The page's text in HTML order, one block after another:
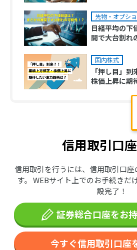
先物・オプシ
日経平均の下
開で大台割れ
国内株式
「押し目」
株価上昇に期
信用取引口
信用取引を行うには、信用取引口
す。 WEBサイト上でのお手続きだ
設完了！
証券総合口座をお
今すぐ信用取引口座